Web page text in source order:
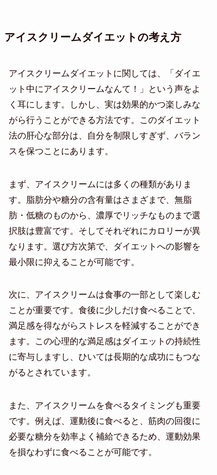
アイスクリームダイエットの考え方
アイスクリームダイエットに関しては、「ダイエ
ット中にアイスクリームなんて！」という声をよ
く耳にします。しかし、実は効果的かつ楽しみな
がら行うことができる方法です。このダイエット
法の肝心な部分は、自分を制限しすぎず、バラン
スを保つことにあります。
まず、アイスクリームには多くの種類がありま
す。脂肪分や糖分の含有量はさまざまで、無脂
肪・低糖のものから、濃厚でリッチなものまで選
択肢は豊富です。そしてそれぞれにカロリーが異
なります。選び方次第で、ダイエットへの影響を
最小限に抑えることが可能です。
次に、アイスクリームは食事の一部として楽しむ
ことが重要です。食後に少しだけ食べることで、
満足感を得ながらストレスを軽減することができ
ます。この心理的な満足感はダイエットの持続性
に寄与しますし、ひいては長期的な成功にもつな
がるとされています。
また、アイスクリームを食べるタイミングも重要
です。例えば、運動後に食べると、筋肉の回復に
必要な糖分を効率よく補給できるため、運動効果
を損なわずに食べることが可能です。